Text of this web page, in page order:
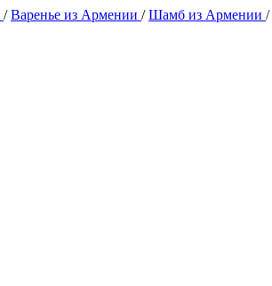
/Варенье из Армении /Шамб из Армении /